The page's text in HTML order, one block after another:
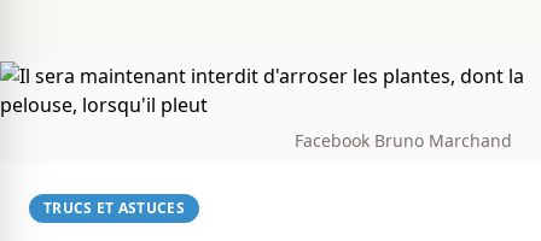
Facebook Bruno Marchand
TRUCS ET ASTUCES